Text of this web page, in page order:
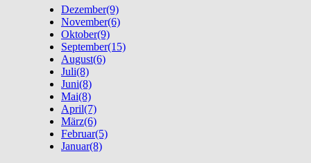
Dezember(9)
November(6)
Oktober(9)
September(15)
August(6)
Juli(8)
Juni(8)
Mai(8)
April(7)
März(6)
Februar(5)
Januar(8)